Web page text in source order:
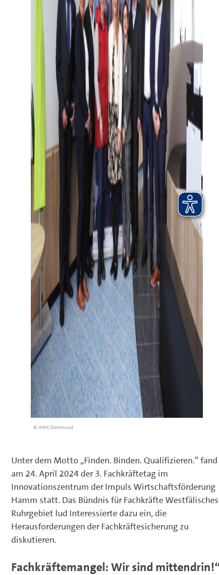
© HWK Dortmund
Unter dem Motto „Finden. Binden. Qualifizieren.“ fand
am 24. April 2024 der 3. Fachkräftetag im
Innovationszentrum der Impuls Wirtschaftsförderung
Hamm statt. Das Bündnis für Fachkräfte Westfälisches
Ruhrgebiet lud Interessierte dazu ein, die
Herausforderungen der Fachkräftesicherung zu
diskutieren.
Fachkräftemangel: Wir sind